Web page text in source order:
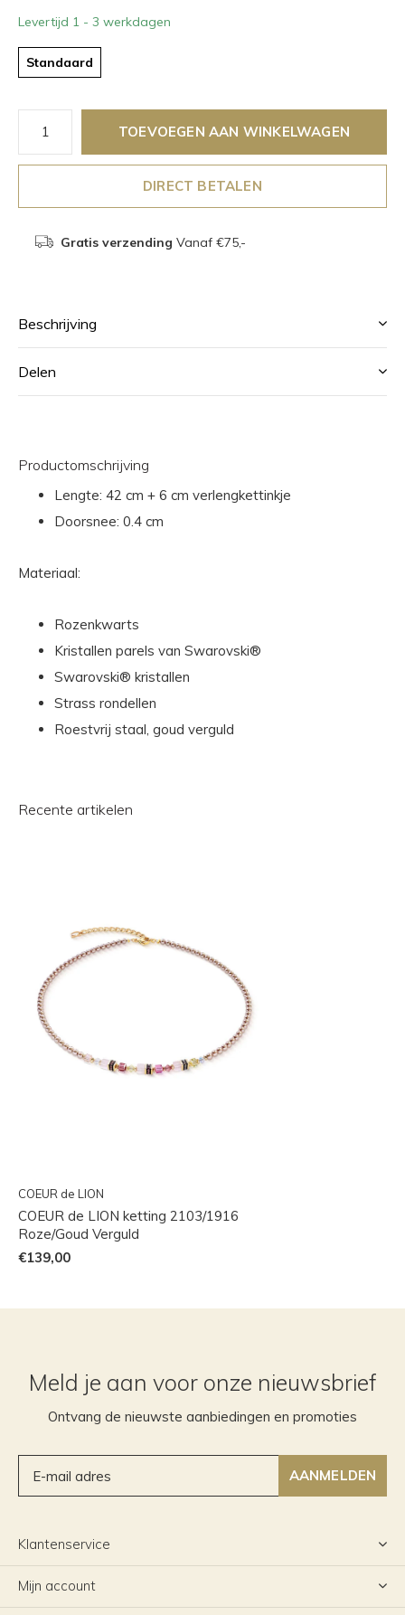
Levertijd 1 - 3 werkdagen
Standaard
TOEVOEGEN AAN WINKELWAGEN
DIRECT BETALEN
Gratis verzending Vanaf €75,-
Beschrijving
Delen
Productomschrijving
Lengte: 42 cm + 6 cm verlengkettinkje
Doorsnee: 0.4 cm
Materiaal:
Rozenkwarts
Kristallen parels van Swarovski®
Swarovski® kristallen
Strass rondellen
Roestvrij staal, goud verguld
Recente artikelen
COEUR de LION
COEUR de LION ketting 2103/1916
Roze/Goud Verguld
€139,00
Meld je aan voor onze nieuwsbrief
Ontvang de nieuwste aanbiedingen en promoties
AANMELDEN
Klantenservice
Mijn account